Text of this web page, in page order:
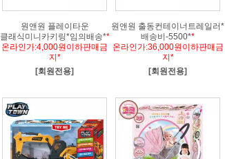
원앤원 플레이타운
클래식미니카키링*임의배송**
온라인가:4,000원이하판매금
지*
[회원전용]
원앤원 출동컨테이너트레일러*
배송비-5500**
온라인가:36,000원이하판매금
지*
[회원전용]